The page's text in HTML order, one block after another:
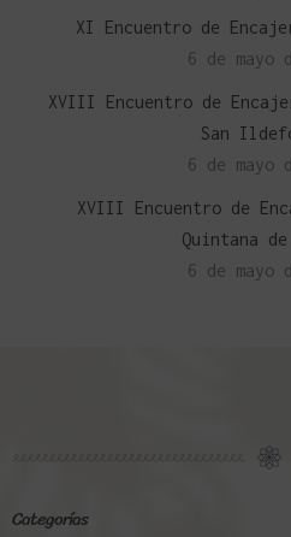
XI Encuentro de
6 de mayo
XVIII Encuentro de
San
6 de mayo
XVIII Encuentro de
Quintana de
6 de mayo
Categorías